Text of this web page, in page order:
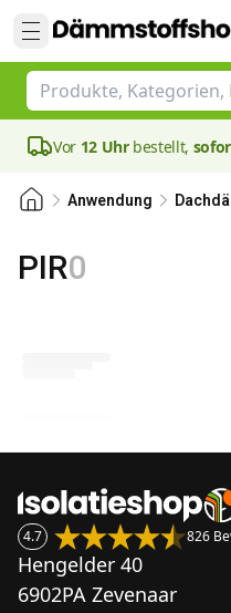
Vor 12 Uhrbestellt,
Anwendung
PIR0
4.7 826
Hengelder 40
6902PA Zevenaar